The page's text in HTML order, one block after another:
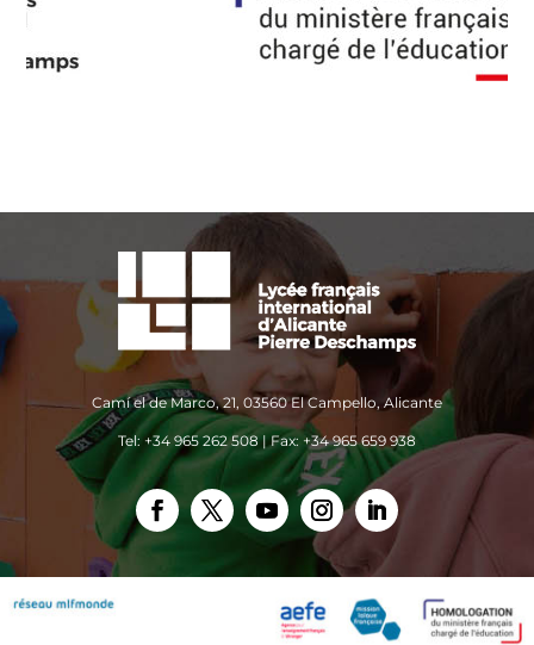
Camí el de Marco, 21, 03560 El Campello, Alicante
Tel: +34 965 262 508 | Fax: +34 965 659 938